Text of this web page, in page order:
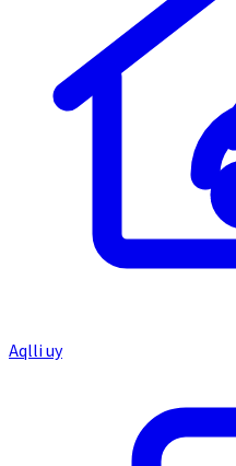
Aqlli uy